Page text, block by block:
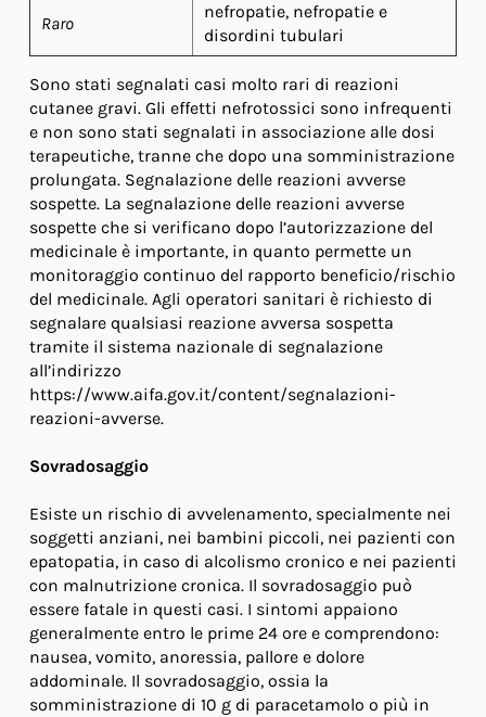
Raro
nefropatie, nefropatie e
disordini tubulari
Sono stati segnalati casi molto rari di reazioni
cutanee gravi. Gli effetti nefrotossici sono infrequenti
e non sono stati segnalati in associazione alle dosi
terapeutiche, tranne che dopo una somministrazione
prolungata. Segnalazione delle reazioni avverse
sospette. La segnalazione delle reazioni avverse
sospette che si verificano dopo l’autorizzazione del
medicinale è importante, in quanto permette un
monitoraggio continuo del rapporto beneficio/rischio
del medicinale. Agli operatori sanitari è richiesto di
segnalare qualsiasi reazione avversa sospetta
tramite il sistema nazionale di segnalazione
all’indirizzo
https://www.aifa.gov.it/content/segnalazioni-
reazioni-avverse.
Sovradosaggio
Esiste un rischio di avvelenamento, specialmente nei
soggetti anziani, nei bambini piccoli, nei pazienti con
epatopatia, in caso di alcolismo cronico e nei pazienti
con malnutrizione cronica. Il sovradosaggio può
essere fatale in questi casi. I sintomi appaiono
generalmente entro le prime 24 ore e comprendono:
nausea, vomito, anoressia, pallore e dolore
addominale. Il sovradosaggio, ossia la
somministrazione di 10 g di paracetamolo o più in